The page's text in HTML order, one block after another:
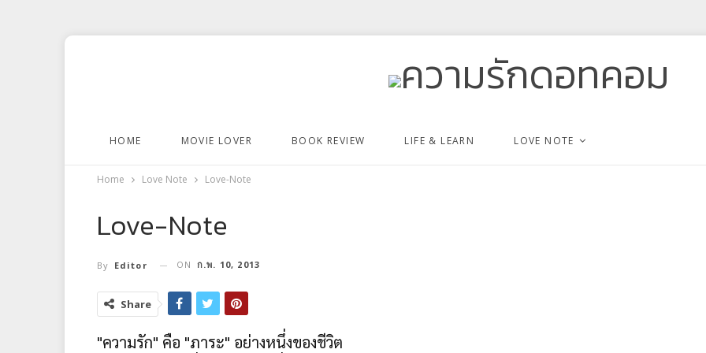
HOME MOVIE LOVER BOOK REVIEW LIFE & LEARN LOVE NOTE
Home Love Note Love-Note
Love-Note
By Editor ON ก.พ. 10, 2013
Share
"ความรัก" คือ "ภาระ" อย่างหนึ่งของชีวิต